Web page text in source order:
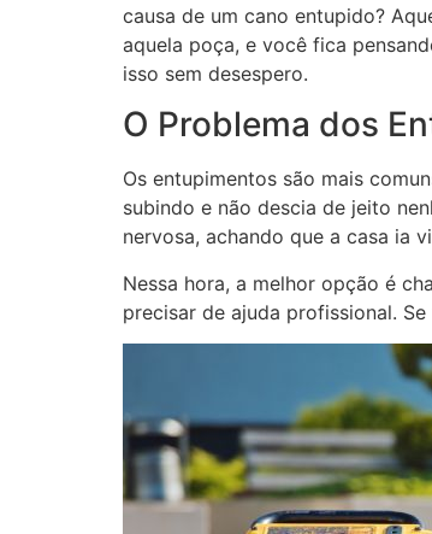
causa de um cano entupido?
aquela poça, e você fica
isso sem desespero.
O Problema dos
Os entupimentos são mais
subindo e não descia de jeito
nervosa, achando que a casa ia
Nessa hora, a melhor opção é
precisar de ajuda profissional.